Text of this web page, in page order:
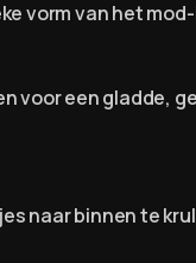
vorm van het
voor een gladde,
naar binnen te